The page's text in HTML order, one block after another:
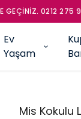
GEÇİNİZ. 0212 275
Ev
Yaşam
Mis Kokulu